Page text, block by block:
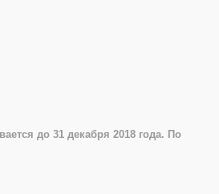
до 31 декабря 2018 года. По